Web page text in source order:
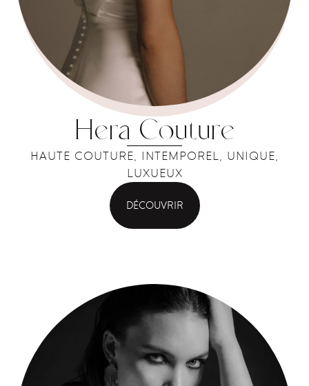
Hera Couture
HAUTE COUTURE, INTEMPOREL, UNIQUE,
LUXUEUX
DÉCOUVRIR